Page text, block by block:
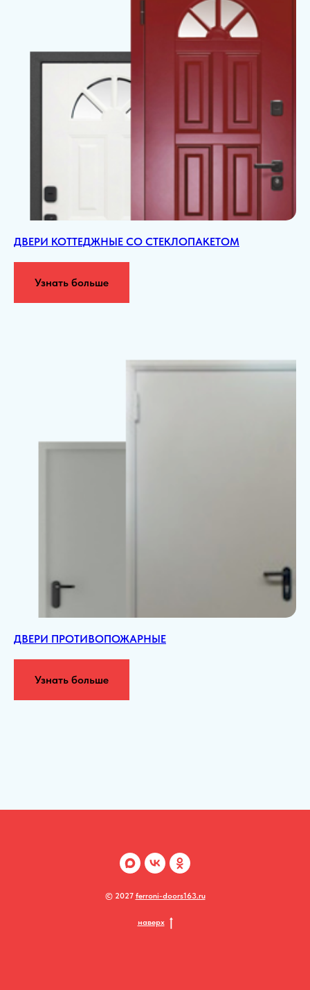
ДВЕРИ КОТТЕДЖНЫЕ СО СТЕКЛОПАКЕТОМ
Узнать больше
ДВЕРИ ПРОТИВОПОЖАРНЫЕ
Узнать больше
© 2027 ferroni-doors163.ru
наверх